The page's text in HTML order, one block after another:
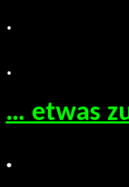
.
.
… etwas
.